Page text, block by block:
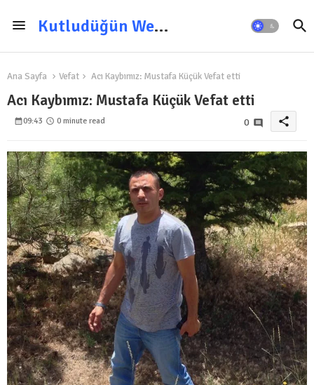
Kutludüğün Web Sitesi
Ana Sayfa Vefat Acı Kaybımız: Mustafa Küçük Vefat etti
Acı Kaybımız: Mustafa Küçük Vefat etti
09:43 0 minute read 0 share